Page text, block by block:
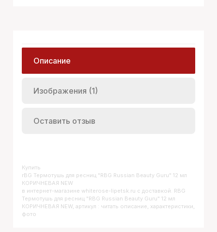
Описание
Изображения (1)
Оставить отзыв
Купить
RBG Термотушь для ресниц "RBG Russian Beauty Guru" 12 мл
КОРИЧНЕВАЯ NEW
в интернет-магазине whiterose-lipetsk.ru с доставкой. RBG
Термотушь для ресниц "RBG Russian Beauty Guru" 12 мл
КОРИЧНЕВАЯ NEW, артикул : читать описание, характеристики,
фото